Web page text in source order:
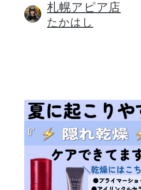
札幌アピア店
たかはし